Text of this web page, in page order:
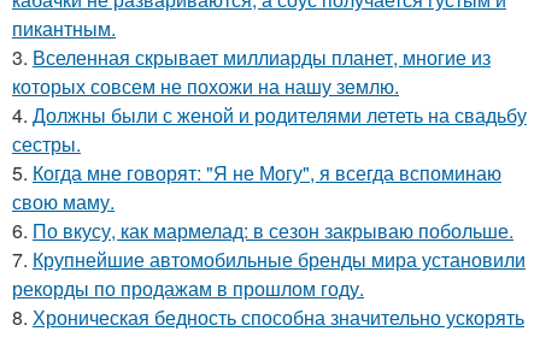
пикантным.
3. Вселенная скрывает миллиарды планет, многие из
которых совсем не похожи на нашу землю.
4. Должны были с женой и родителями лететь на свадьбу
сестры.
5. Когда мне говорят: "Я не Могу", я всегда вспоминаю
свою маму.
6. По вкусу, как мармелад: в сезон закрываю побольше.
7. Крупнейшие автомобильные бренды мира установили
рекорды по продажам в прошлом году.
8. Хроническая бедность способна значительно ускорять